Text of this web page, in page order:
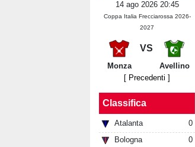
14 ago 2026 20:45
Coppa Italia Frecciarossa 2026-
2027
VS
Monza
Avellino
[ Precedenti ]
Classifica
Atalanta
0
Bologna
0